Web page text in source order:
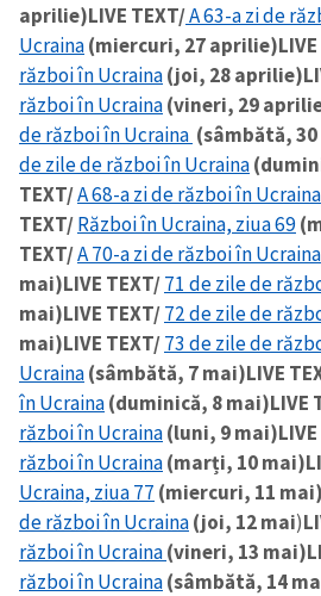
SUSȚINE
aprilie)LIVE TEXT/A 63-a zi de
Ucraina(miercuri, 27 aprilie)
război în Ucraina(joi, 28 aprilie)
război în Ucraina(vineri, 29
de război în Ucraina (sâmbătă,
de zile de război în Ucraina
TEXT/A 68-a zi de război în Ucraina
TEXT/Război în Ucraina, ziua 69
TEXT/A 70-a zi de război în Ucraina
mai)LIVE TEXT/71 de zile de
mai)LIVE TEXT/72 de zile de
mai)LIVE TEXT/73 de zile de
Ucraina(sâmbătă, 7 mai)LIVE
în Ucraina(duminică, 8 mai)LIVE
război în Ucraina(luni, 9 mai)
război în Ucraina(marți, 10 mai)
Ucraina, ziua 77 (miercuri, 11 mai)
de război în Ucraina(joi, 12 mai)
război în Ucraina(vineri, 13 mai)
război în Ucraina(sâmbătă, 14